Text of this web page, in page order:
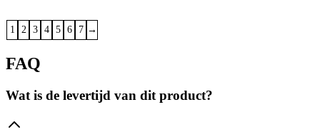
1 2 3 4 5 6 7 →
FAQ
Wat is de levertijd van dit product?